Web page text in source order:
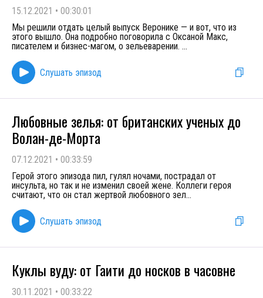
15.12.2021 • 00:30:01
Мы решили отдать целый выпуск Веронике — и вот, что из
этого вышло. Она подробно поговорила с Оксаной Макс,
писателем и бизнес-магом, о зельеварении. ...
Слушать эпизод
Любовные зелья: от британских ученых до
Волан-де-Морта
07.12.2021 • 00:33:59
Герой этого эпизода пил, гулял ночами, пострадал от
инсульта, но так и не изменил своей жене. Коллеги героя
считают, что он стал жертвой любовного зел...
Слушать эпизод
Куклы вуду: от Гаити до носков в часовне
30.11.2021 • 00:33:22